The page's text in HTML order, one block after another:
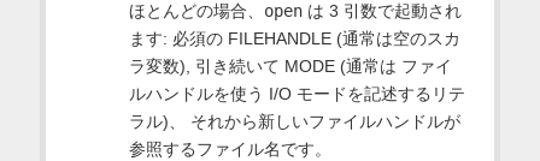
ほとんどの場合、 openは 3 引数で起動され
ます: 必須の FILEHANDLE (通常は空のスカ
ラ変数), 引き続いて MODE (通常は ファイ
ルハンドルを使う I/O モードを記述するリテ
ラル)、 それから新しいファイルハンドルが
参照するファイル名です。